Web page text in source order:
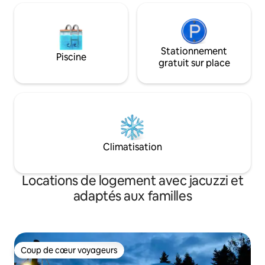
Piscine
Stationnement
gratuit sur place
Climatisation
Locations de logement avec jacuzzi et
adaptés aux familles
Coup de cœur voyageurs
Coup de cœur voyageurs